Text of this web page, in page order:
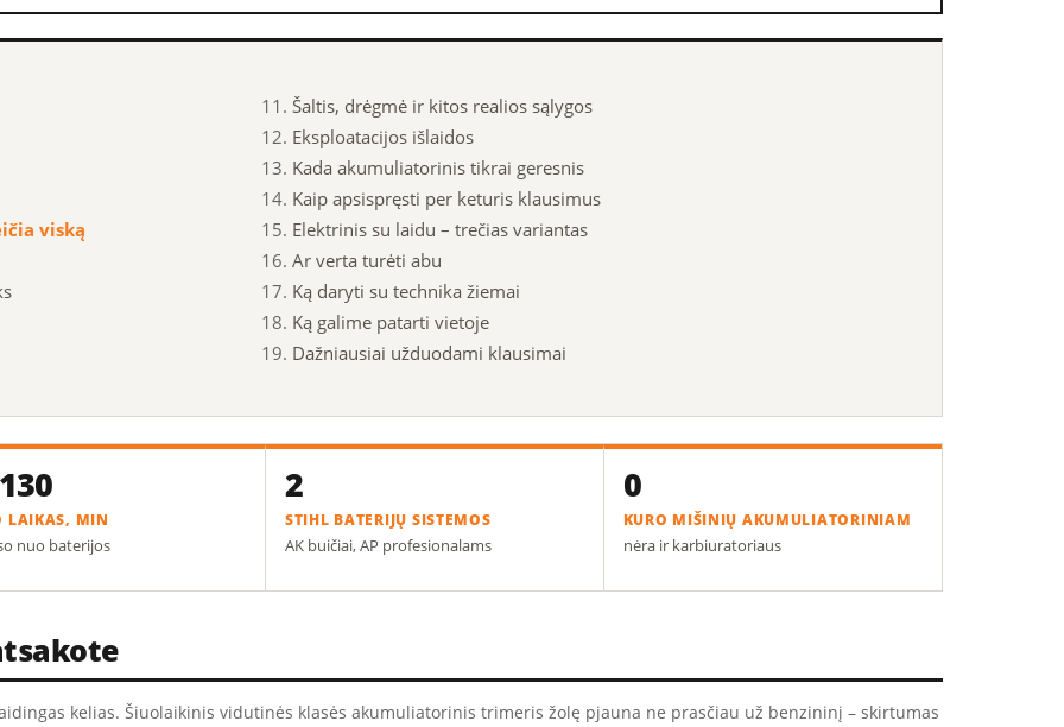
viską
Šaltis, drėgmė ir kitos realios sąlygos
Eksploatacijos išlaidos
Kada akumuliatorinis tikrai geresnis
Kaip apsispręsti per keturis klausimus
Elektrinis su laidu – trečias variantas
Ar verta turėti abu
Ką daryti su technika žiemai
Ką galime patarti vietoje
Dažniausiai užduodami klausimai
LAIKAS, MIN
nuo baterijos
2
STIHL BATERIJŲ SISTEMOS
AK buičiai, AP profesionalams
0
KURO MIŠINIŲ AKUMULIATORINIAM
nėra ir karbiuratoriaus
kelias. Šiuolaikinis vidutinės klasės akumuliatorinis trimeris žolę pjauna ne prasčiau už benzininį – skirtumas